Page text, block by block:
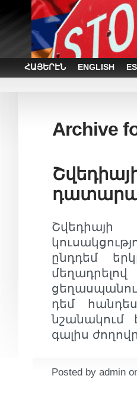
ՀԱՅԵՐԷՆ ENGLISH
Archive
Շվեդիայի
ընդդեմ
դեմ
նշանակում
գալիս
Posted by admin